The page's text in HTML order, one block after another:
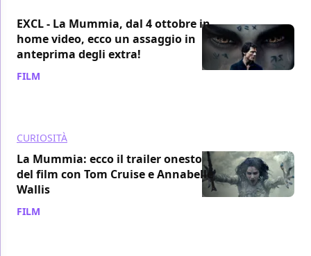
EXCL - La Mummia, dal 4 ottobre in
home video, ecco un assaggio in
anteprima degli extra!
FILM
CURIOSITÀ
La Mummia: ecco il trailer onesto
del film con Tom Cruise e Annabelle
Wallis
FILM